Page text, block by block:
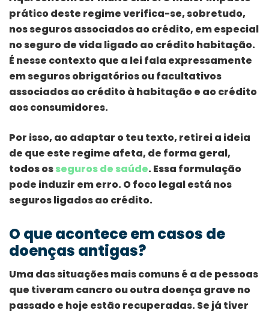
prático deste regime verifica-se, sobretudo,
nos seguros associados ao crédito, em especial
no seguro de vida ligado ao crédito habitação.
É nesse contexto que a lei fala expressamente
em seguros obrigatórios ou facultativos
associados ao crédito à habitação e ao crédito
aos consumidores.
Por isso, ao adaptar o teu texto, retirei a ideia
de que este regime afeta, de forma geral,
todos osseguros de saúde. Essa formulação
pode induzir em erro. O foco legal está nos
seguros ligados ao crédito.
O que acontece em casos de
doenças antigas?
Uma das situações mais comuns é a de pessoas
que tiveram cancro ou outra doença grave no
passado e hoje estão recuperadas. Se já tiver